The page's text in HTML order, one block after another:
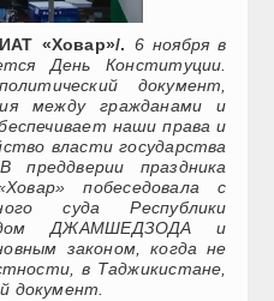
«Ховар»/. 6 ноября в
День Конституции.
документ,
между гражданами и
наши права и
власти государства
преддверии праздника
побеседовала с
суда Республики
ДЖАМШЕДЗОДА и
законом, когда не
в Таджикистане,
документ.